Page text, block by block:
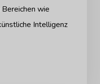
wie
Intelligenz